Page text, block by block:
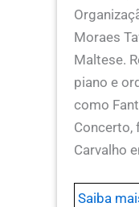
Moraes
Maltese.
piano e
como
Concerto,
Carvalho
Saiba